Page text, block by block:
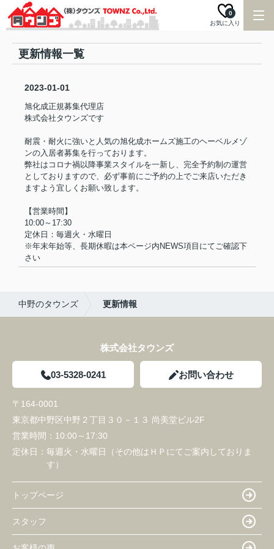
お気に入り
0
更新情報一覧
2023-01-01
旭化成正規募集代理店
株式会社タウンズです
耐震・耐火に強いと人気の旭化成ホームズ施工のヘーベルメゾ
ンの入居者募集を行っております。
弊社はコロナ禍以降事業スタイルを一新し、完全予約制の運営
としておりますので、必ず事前にご予約の上でご来店いただき
ますよう宜しくお願い致します。
【営業時間】
10:00～17:30
定休日： 毎週火・水曜日
※年末年始等、長期休暇は本ページ内NEWS項目にてご確認下
さい
中野のタウンズ 更新情報
株式会社タウンズ
03-5328-0241 お問い合わせ
〒164-0001
東京都中野区中野２丁目３０－１３ 尚美堂ビル2F
営業時間： 10:00～17:30
定休日： 毎週火・水曜日（その他はＨＰにてご案内しておりま
す）
トップページ
スタッフ